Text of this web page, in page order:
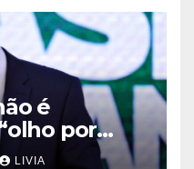
é
por
LIVIA